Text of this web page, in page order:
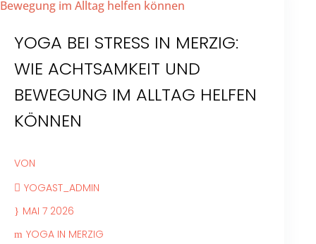
YOGA BEI STRESS IN MERZIG:
WIE ACHTSAMKEIT UND
BEWEGUNG IM ALLTAG HELFEN
KÖNNEN
VON
YOGAST_ADMIN
MAI 7 2026
YOGA IN MERZIG